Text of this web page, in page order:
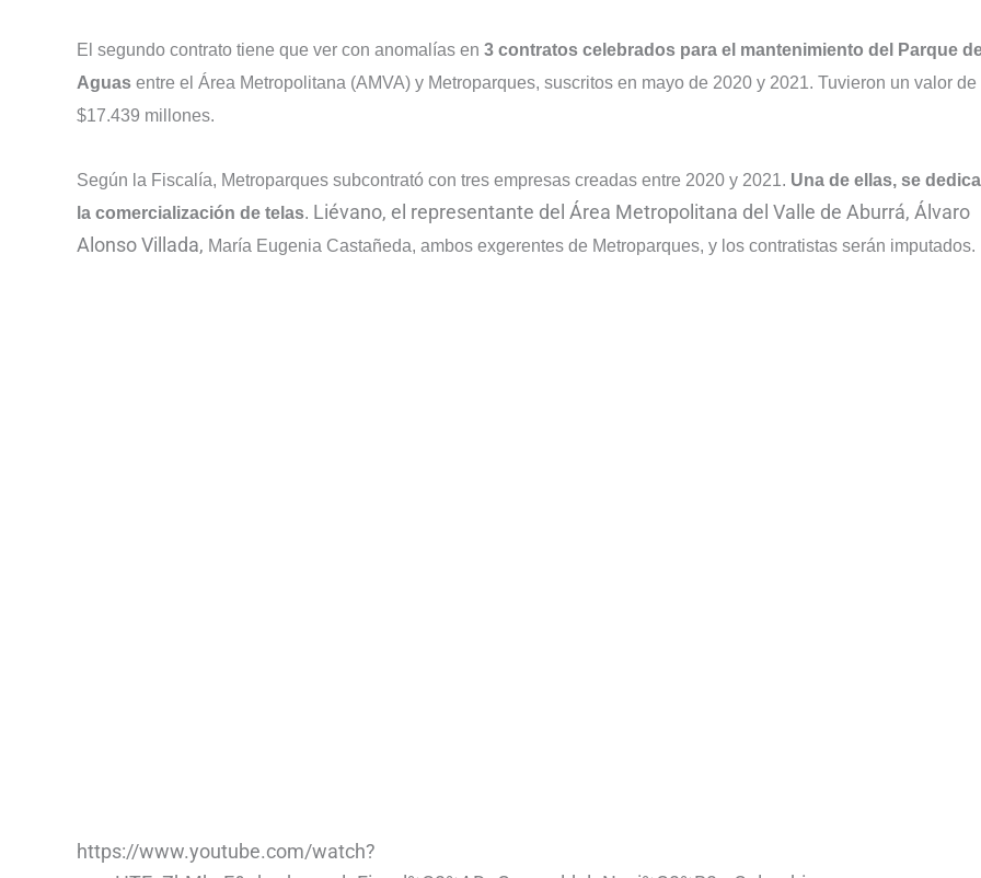
El segundo contrato tiene que ver con anomalías en 3 contratos celebrados para el mantenimiento del Parque
Aguas entre el Área Metropolitana (AMVA) y Metroparques, suscritos en mayo de 2020 y 2021. Tuvieron un valor de
$17.439 millones.
Según la Fiscalía, Metroparques subcontrató con tres empresas creadas entre 2020 y 2021. Una de ellas, se
la comercialización de telas. Liévano, el representante del Área Metropolitana del Valle de Aburrá, Álvaro
Alonso Villada, María Eugenia Castañeda, ambos exgerentes de Metroparques, y los contratistas serán imputados.
https://www.youtube.com/watch?